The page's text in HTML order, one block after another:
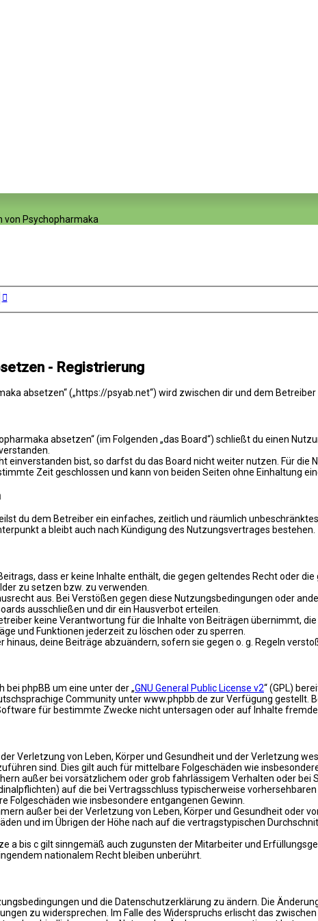
Psychopharmaka
Erweiterte
- Registrierung
absetzen“ („https://psyab.net“) wird zwischen dir und dem
absetzen“ (im Folgenden „das Board“) schließt du einen
einverstanden bist, so darfst du das Board nicht weiter nutzen. Für
Zeit geschlossen und kann von beiden Seiten ohne Einhaltung
du dem Betreiber ein einfaches, zeitlich und räumlich
a bleibt auch nach Kündigung des Nutzungsvertrages bestehen.
dass er keine Inhalte enthält, die gegen geltendes Recht oder
zu setzen bzw. zu verwenden.
aus. Bei Verstößen gegen diese Nutzungsbedingungen oder
ausschließen und dir ein Hausverbot erteilen.
keine Verantwortung für die Inhalte von Beiträgen übernimmt,
und Funktionen jederzeit zu löschen oder zu sperren.
hinaus, deine Beiträge abzuändern, sofern sie gegen o. g. Regeln
bei phpBB um eine unter der „GNU General Public License v2“ (GPL)
Community unter www.phpbb.de zur Verfügung gestellt.
für bestimmte Zwecke nicht untersagen oder auf Inhalte
Verletzung von Leben, Körper und Gesundheit und der Verletzung
sind. Dies gilt auch für mittelbare Folgeschäden wie
außer bei vorsätzlichem oder grob fahrlässigem Verhalten oder bei
auf die bei Vertragsschluss typischerweise
Folgeschäden wie insbesondere entgangenen Gewinn.
außer bei der Verletzung von Leben, Körper und Gesundheit
und im Übrigen der Höhe nach auf die vertragstypischen
a bis c gilt sinngemäß auch zugunsten der Mitarbeiter und
nationalem Recht bleiben unberührt.
und die Datenschutzerklärung zu ändern. Die
zu widersprechen. Im Falle des Widerspruchs erlischt das